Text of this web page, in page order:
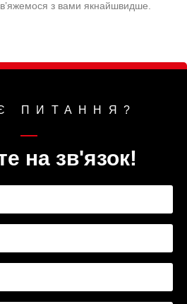
зв’яжемося з вами якнайшвидше.
ПИТАННЯ?
на зв'язок!